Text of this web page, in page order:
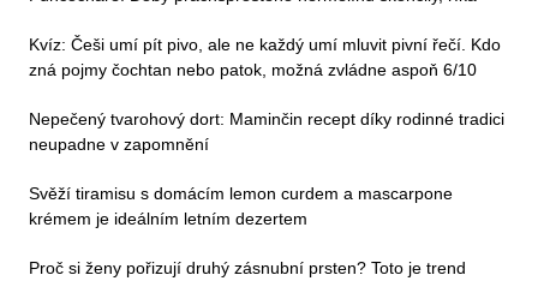
Kvíz: Češi umí pít pivo, ale ne každý umí mluvit pivní řečí. Kdo
zná pojmy čochtan nebo patok, možná zvládne aspoň 6/10
Nepečený tvarohový dort: Maminčin recept díky rodinné tradici
neupadne v zapomnění
Svěží tiramisu s domácím lemon curdem a mascarpone
krémem je ideálním letním dezertem
Proč si ženy pořizují druhý zásnubní prsten? Toto je trend